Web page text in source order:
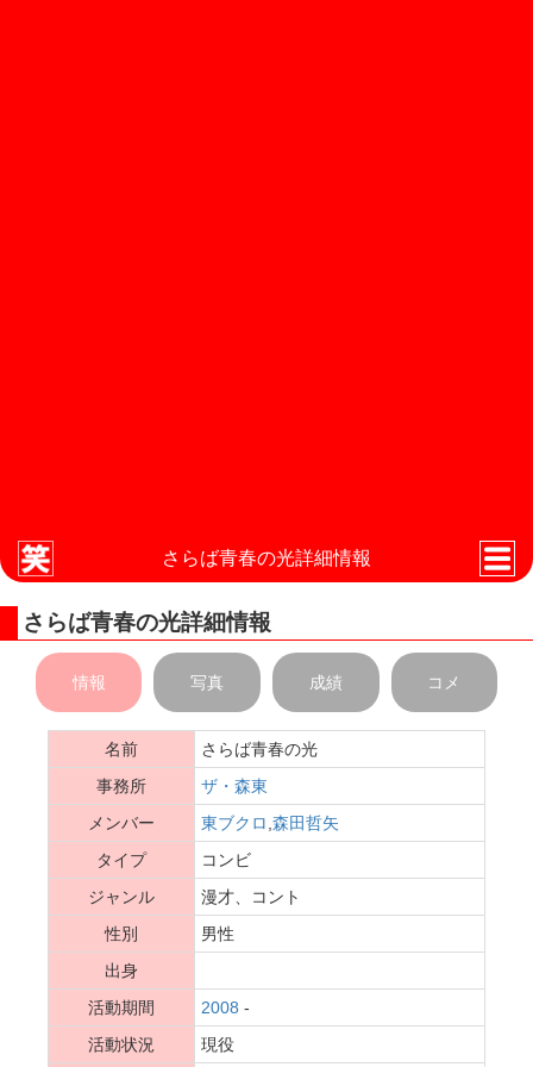
さらば青春の光詳細情報
さらば青春の光詳細情報
情報 写真 成績 コメ
名前
さらば青春の光
事務所
ザ・森東
メンバー
東ブクロ 森田哲矢
タイプ
コンビ
ジャンル
漫才、コント
性別
男性
出身
活動期間
2008 -
活動状況
現役